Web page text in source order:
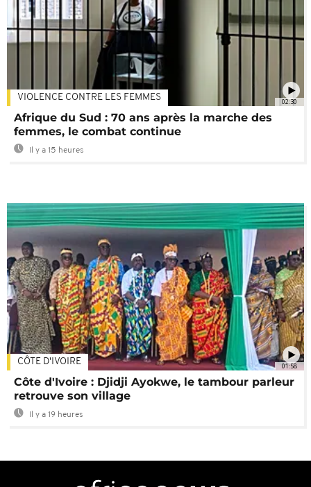
02:30
VIOLENCE CONTRE LES FEMMES
Afrique du Sud : 70 ans après la marche des
femmes, le combat continue
Il y a 15 heures
01:58
CÔTE D'IVOIRE
Côte d'Ivoire : Djidji Ayokwe, le tambour parleur
retrouve son village
Il y a 19 heures